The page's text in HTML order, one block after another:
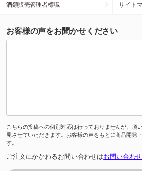
酒類販売管理者標識 サイト
お客様の声をお聞かせください
こちらの投稿への個別対応は行っておりませんが、頂
見させていただきます。お客様の声をもとに商品開発
す。
ご注文にかかわるお問い合わせはお問い合わ